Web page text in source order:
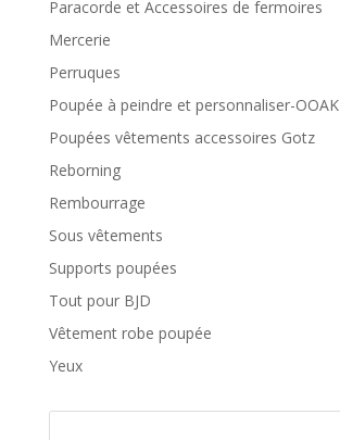
Paracorde et Accessoires de fermoires
Mercerie
Perruques
Poupée à peindre et personnaliser-OOAK
Poupées vêtements accessoires Gotz
Reborning
Rembourrage
Sous vêtements
Supports poupées
Tout pour BJD
Vêtement robe poupée
Yeux